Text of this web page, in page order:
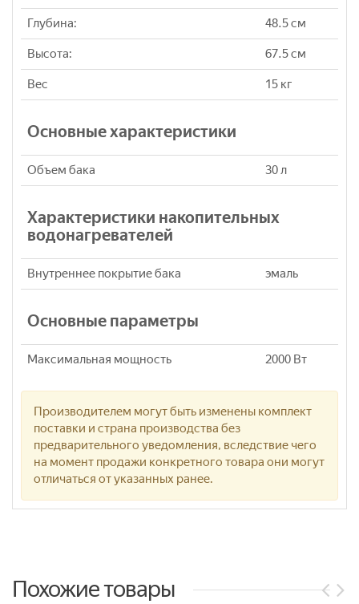
Глубина: 48.5 см
Высота: 67.5 см
Вес 15 кг
Основные характеристики
Объем бака 30 л
Характеристики накопительных
водонагревателей
Внутреннее покрытие бака эмаль
Основные параметры
Максимальная мощность 2000 Вт
Производителем могут быть изменены комплект
поставки и страна производства без
предварительного уведомления, вследствие чего
на момент продажи конкретного товара они могут
отличаться от указанных ранее.
Похожие товары